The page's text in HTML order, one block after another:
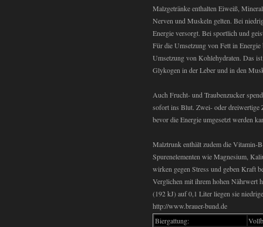
Malzgetränke enthalten Eiweiß,
Nerven und Muskeln gelten. Bei
Energie versorgt. Bei sportlich und
Für die Umsetzung von Fett in
Umsetzung von Kohlehydraten. Das
Glykogen in der Leber und in den
Auch Frucht- und Traubenzucker
sofort ins Blut. Zwei- oder dreiwertige
bevor die Energie umgesetzt werden
Malztrunk enthält zudem die Vitamin-
Spurenelementen wie Magnesium,
wirken gegen Stress und geben Kraft
Verglichen mit ihrem hohen Nährwert
(192 kJ) auf 0,1 Liter liegen sie
http://www.brauer-bund.de
Biergattung: